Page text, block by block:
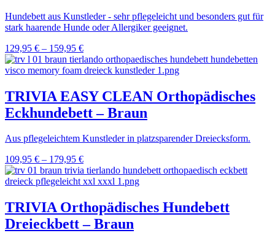
Hundebett aus Kunstleder - sehr pflegeleicht und besonders gut für
stark haarende Hunde oder Allergiker geeignet.
129,95 € – 159,95 €
TRIVIA EASY CLEAN Orthopädisches
Eckhundebett – Braun
Aus pflegeleichtem Kunstleder in platzsparender Dreiecksform.
109,95 € – 179,95 €
TRIVIA Orthopädisches Hundebett
Dreieckbett – Braun